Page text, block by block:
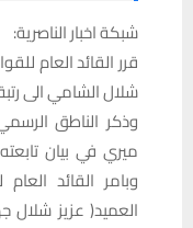
شبكة اخبار الناصرية:
قرر القائد العام
شلال الشامي الى
وذكر الناطق
ميري في بيان
وبامر القائد
العميد( عزيز شلال